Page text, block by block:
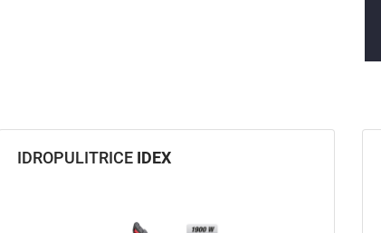
IDROPULITRICE IDEX